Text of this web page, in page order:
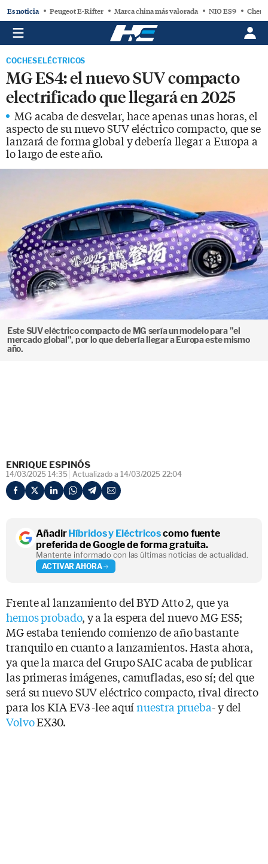
Es noticia Peugeot E-Rifter Marca china más valorada NIO ES9 Chery
COCHES ELÉCTRICOS
MG ES4: el nuevo SUV compacto
electrificado que llegará en 2025
MG acaba de desvelar, hace apenas unas horas, el
aspecto de su nuevo SUV eléctrico compacto, que se
lanzará de forma global y debería llegar a Europa a
lo largo de este año.
Este SUV eléctrico compacto de MG sería un modelo para "el
mercado global", por lo que debería llegar a Europa este mismo
año.
ENRIQUE ESPINÓS
14/03/2025 14:35 Actualizado a 14/03/2025 22:04
AñadirHíbridos y Eléctricoscomo fuente
preferida de Google de forma gratuita.
Mantente informado con las últimas noticias de actualidad.
ACTIVAR AHORA
Frente al lanzamiento del BYD Atto 2, que ya
hemos probado, y a la espera del nuevo MG ES5;
MG estaba teniendo comienzo de año bastante
tranquilo en cuanto a lanzamientos. Hasta ahora,
ya que la marca del Grupo SAIC acaba de publicar
las primeras imágenes, camufladas, eso sí; del que
será su nuevo SUV eléctrico compacto, rival directo
para los KIA EV3 -lee aquínuestra prueba- y del
VolvoEX30.